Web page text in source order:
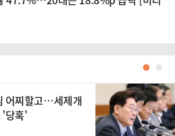
●
어찌할고…세제개
'당혹'